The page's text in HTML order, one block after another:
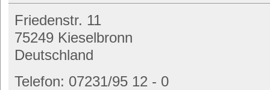
Friedenstr. 11
75249 Kieselbronn
Deutschland
Telefon: 07231/95 12 - 0